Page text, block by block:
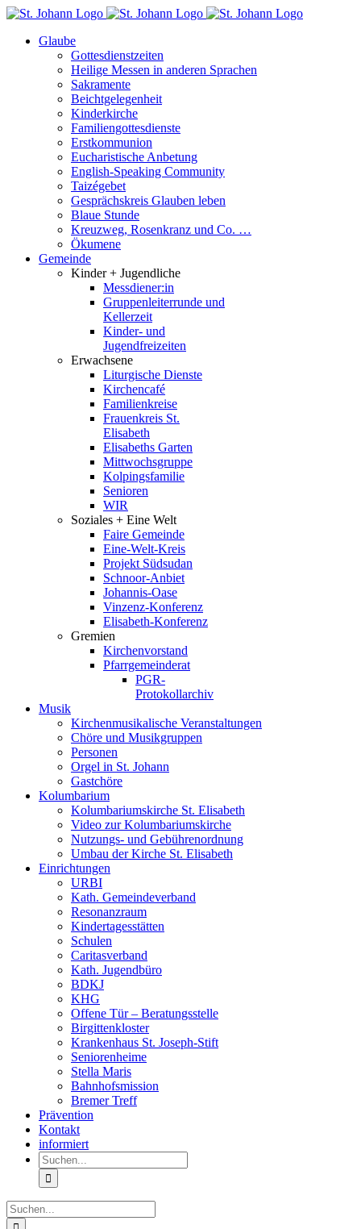
Skip
contentGlaube
Gottesdienstzeiten
Heilige Messen in anderen Sprachen
Sakramente
Beichtgelegenheit
Kinderkirche
Familiengottesdienste
Erstkommunion
Eucharistische Anbetung
English-Speaking Community
Taizégebet
Gesprächskreis Glauben leben
Blaue Stunde
Kreuzweg, Rosenkranz und Co. …
Ökumene
Gemeinde
Kinder + Jugendliche
Messdiener:in
Gruppenleiterrunde und
Kellerzeit
Kinder- und
Jugendfreizeiten
Erwachsene
Liturgische Dienste
Kirchencafé
Familienkreise
Frauenkreis St.
Elisabeth
Elisabeths Garten
Mittwochsgruppe
Kolpingsfamilie
Senioren
WIR
Soziales + Eine Welt
Faire Gemeinde
Eine-Welt-Kreis
Projekt Südsudan
Schnoor-Anbiet
Johannis-Oase
Vinzenz-Konferenz
Elisabeth-Konferenz
Gremien
Kirchenvorstand
Pfarrgemeinderat
PGR-
Protokollarchiv
Musik
Kirchenmusikalische Veranstaltungen
Chöre und Musikgruppen
Personen
Orgel in St. Johann
Gastchöre
Kolumbarium
Kolumbariumskirche St. Elisabeth
Video zur Kolumbariumskirche
Nutzungs- und Gebührenordnung
Umbau der Kirche St. Elisabeth
Einrichtungen
URBI
Kath. Gemeindeverband
Resonanzraum
Kindertagesstätten
Schulen
Caritasverband
Kath. Jugendbüro
BDKJ
KHG
Offene Tür – Beratungsstelle
Birgittenkloster
Krankenhaus St. Joseph-Stift
Seniorenheime
Stella Maris
Bahnhofsmission
Bremer Treff
Prävention
Kontakt
informiert
Suche
nach:
Suche
nach: